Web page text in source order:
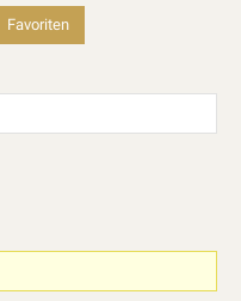
Favoriten